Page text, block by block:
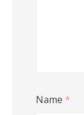
Name *